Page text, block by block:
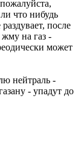
что нибудь
после
на газ -
может
нейтраль -
- упадут до